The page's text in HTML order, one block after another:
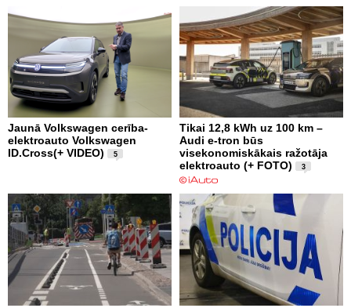
Jaunā Volkswagen cerība-
elektroauto Volkswagen
ID.Cross(+ VIDEO)
5
Tikai 12,8 kWh uz 100 km –
Audi e-tron būs
visekonomiskākais ražotāja
elektroauto (+ FOTO)
3